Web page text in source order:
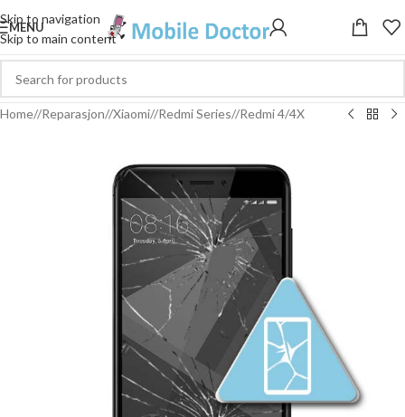
Skip to navigation
Skip to main content
MENU
Home/ Reparasjon/ Xiaomi/ Redmi Series/ Redmi 4/4X